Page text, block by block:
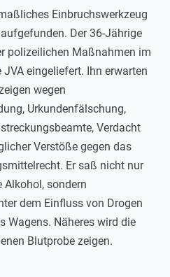
Einbruchswerkzeug
Der 36-Jährige
polizeilichen Maßnahmen im
eingeliefert. Ihn erwarten
wegen
Urkundenfälschung,
Verdacht
Verstöße gegen das
Er saß nicht nur
sondern
dem Einfluss von Drogen
Wagens. Näheres wird die
Blutprobe zeigen.